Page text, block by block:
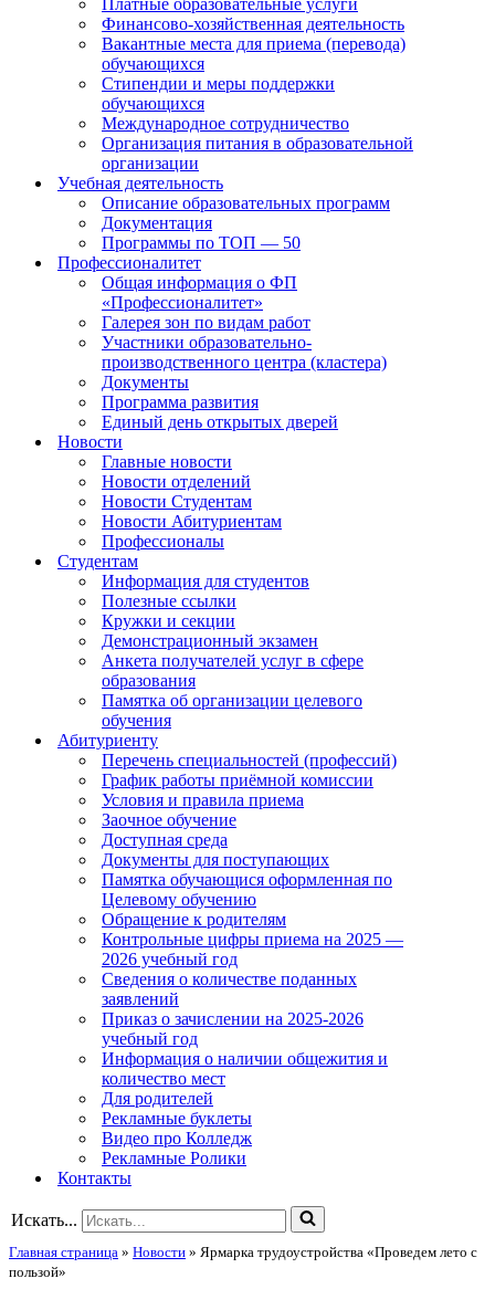
Платные образовательные услуги
Финансово-хозяйственная деятельность
Вакантные места для приема (перевода)
обучающихся
Стипендии и меры поддержки
обучающихся
Международное сотрудничество
Организация питания в образовательной
организации
Учебная деятельность
Описание образовательных программ
Документация
Программы по ТОП — 50
Профессионалитет
Общая информация о ФП
«Профессионалитет»
Галерея зон по видам работ
Участники образовательно-
производственного центра (кластера)
Документы
Программа развития
Единый день открытых дверей
Новости
Главные новости
Новости отделений
Новости Студентам
Новости Абитуриентам
Профессионалы
Студентам
Информация для студентов
Полезные ссылки
Кружки и секции
Демонстрационный экзамен
Анкета получателей услуг в сфере
образования
Памятка об организации целевого
обучения
Абитуриенту
Перечень специальностей (профессий)
График работы приёмной комиссии
Условия и правила приема
Заочное обучение
Доступная среда
Документы для поступающих
Памятка обучающися оформленная по
Целевому обучению
Обращение к родителям
Контрольные цифры приема на 2025 —
2026 учебный год
Сведения о количестве поданных
заявлений
Приказ о зачислении на 2025-2026
учебный год
Информация о наличии общежития и
количество мест
Для родителей
Рекламные буклеты
Видео про Колледж
Рекламные Ролики
Контакты
Искать...
Главная страница » Новости » Ярмарка трудоустройства «Проведем лето с
пользой»